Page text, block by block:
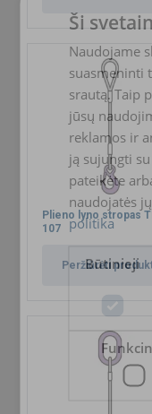
Plieno lyno stropas
107
Peržiūrėti
Ši
Naudojame
suasmeninti
srautą. Taip
jūsų
reklamos ir
ją sujungti
pateikėte
naudojatės
politika
Būtinieji